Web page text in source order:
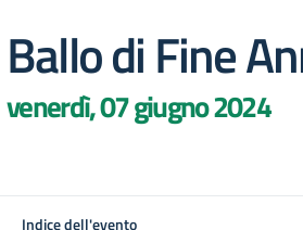
Ballo di Fine
venerdì, 07 giugno 2024
Indice dell'evento